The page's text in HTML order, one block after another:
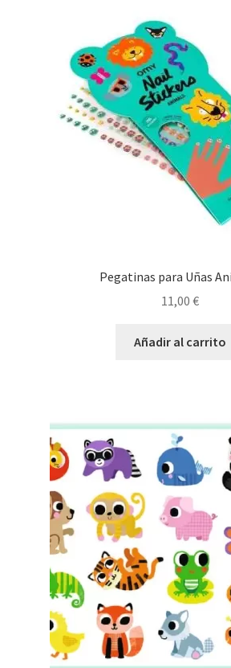
Pegatinas para Uñas
11,00 €
Añadir al carrito